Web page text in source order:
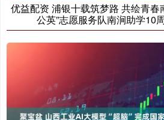
优益配资 浦银十载筑梦路 共绘青
公英”志愿服务队南涧助学10